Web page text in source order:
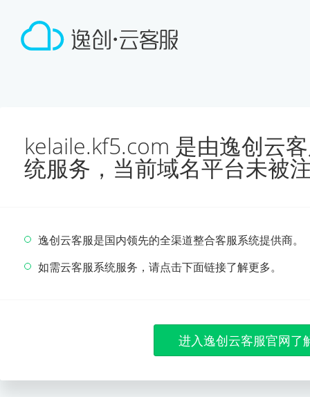
kelaile.kf5.com 是由逸创云
统服务，当前域名平台未被
逸创云客服是国内领先的全渠道整合客服系统提供商。
如需云客服系统服务，请点击下面链接了解更多。
进入逸创云客服官网了